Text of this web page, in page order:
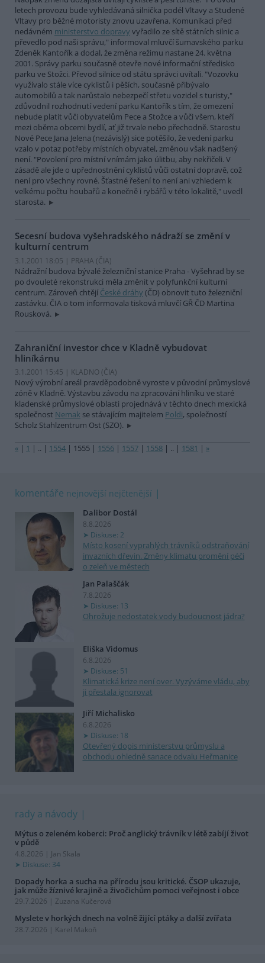
letech provozu bude vyhledávaná silnička podél Vltavy a Studené
Vltavy pro běžné motoristy znovu uzavřena. Komunikaci před
nedávném ministerstvo dopravy vyřadilo ze sítě státních silnic a
převedlo pod naši správu," informoval mluvčí šumavského parku
Zdeněk Kantořík a dodal, že změna režimu nastane 24. května
2001. Správy parku současně otevře nové informační středisko
parku ve Stožci. Převod silnice od státu správci uvítali. "Vozovku
využívalo stále více cyklistů i pěších, současně přibývalo
automobilů a tak narůstalo nebezpečí střetu vozidel s turisty,"
zdůvodnil rozhodnutí vedení parku Kantořík s tím, že omezení
nebude platit vůči obyvatelům Pece a Stožce a vůči všem, kteří
mezi oběma obcemi bydlí, ať již trvale nebo přechodně. Starostu
Nové Pece Jana Jelena (nezávislý) sice potěšilo, že vedení parku
vzalo v potaz potřeby místních obyvatel, změnou však nadšený
není. "Povolení pro místní vnímám jako úlitbu, aby nekřičeli. V
zásadě ale jde o upřednostnění cyklistů vůči ostatní dopravě, což
není pro všechny rovné. Šťastné řešení to není ani vzhledem k
velkému počtu houbařů a konečně i rybářů v této lokalitě," uvedl
starosta.
Secesní budova vyšehradského nádraží se změní v
kulturní centrum
3.1.2001 18:05 | PRAHA (ČIA)
Nádražní budova bývalé železniční stanice Praha - Vyšehrad by se
po dvouleté rekonstrukci měla změnit v polyfunkční kulturní
centrum. Zároveň chtějí České dráhy (ČD) obnovit tuto železniční
zastávku. ČIA o tom informovala tisková mluvčí GŘ ČD Martina
Rousková.
Zahraniční investor chce v Kladně vybudovat
hliníkárnu
3.1.2001 15:45 | KLADNO (ČIA)
Nový výrobní areál pravděpodobně vyroste v původní průmyslové
zóně v Kladně. Výstavbu závodu na zpracování hliníku ve staré
kladenské průmyslové oblasti projednává v těchto dnech mexická
společnost Nemak se stávajícím majitelem Poldi, společností
Scholz Stahlzentrum Ost (SZO).
« | 1 | .. | 1554 | 1555 | 1556 | 1557 | 1558 | .. | 1581 | »
komentáře nejnovější nejčtenější
Dalibor Dostál
8.8.2026
Diskuse: 2
Místo kosení vyprahlých trávníků odstraňování
invazních dřevin. Změny klimatu promění péči
o zeleň ve městech
Jan Palaščák
7.8.2026
Diskuse: 13
Ohrožuje nedostatek vody budoucnost jádra?
Eliška Vidomus
6.8.2026
Diskuse: 51
Klimatická krize není over. Vyzýváme vládu, aby
ji přestala ignorovat
Jiří Michalisko
6.8.2026
Diskuse: 18
Otevřený dopis ministerstvu průmyslu a
obchodu ohledně sanace odvalu Heřmanice
rady a návody
Mýtus o zeleném koberci: Proč anglický trávník v létě zabíjí život
v půdě
4.8.2026 | Jan Skala
Diskuse: 34
Dopady horka a sucha na přírodu jsou kritické. ČSOP ukazuje,
jak může žíznivé krajině a živočichům pomoci veřejnost i obce
29.7.2026 | Zuzana Kučerová
Myslete v horkých dnech na volně žijící ptáky a další zvířata
28.7.2026 | Karel Makoň